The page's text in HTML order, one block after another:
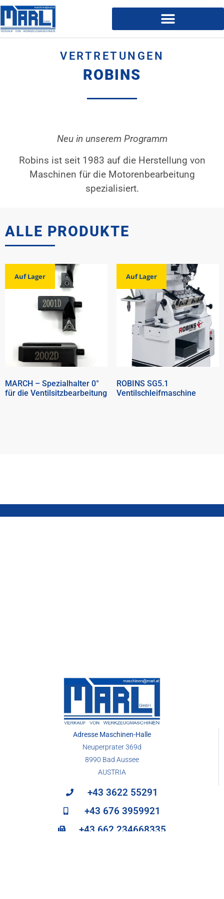
VERTRETUNGEN
ROBINS
Neu in unserem Programm
Robins ist seit 1983 auf die Herstellung von
Maschinen für die Motorenbearbeitung
spezialisiert.
ALLE PRODUKTE
Auf Lager
MARCH – Spezialhalter 0°
für die Ventilsitzbearbeitung
Auf Lager
ROBINS SG5.1
Ventilschleifmaschine
Adresse Maschinen-Halle
Neuperprater 369d
8990 Bad Aussee
AUSTRIA
+43 3622 55291
+43 676 3959921
+43 662 234668335